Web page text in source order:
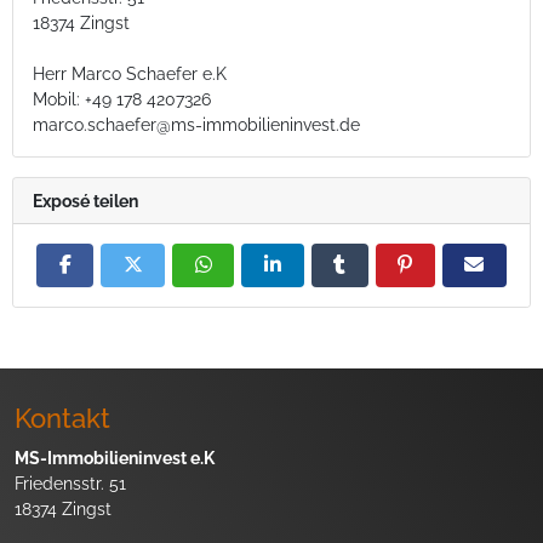
18374 Zingst
Herr Marco Schaefer e.K
Mobil: +49 178 4207326
marco.schaefer@ms-immobilieninvest.de
Exposé teilen
Kontakt
MS-Immobilieninvest e.K
Friedensstr. 51
18374 Zingst